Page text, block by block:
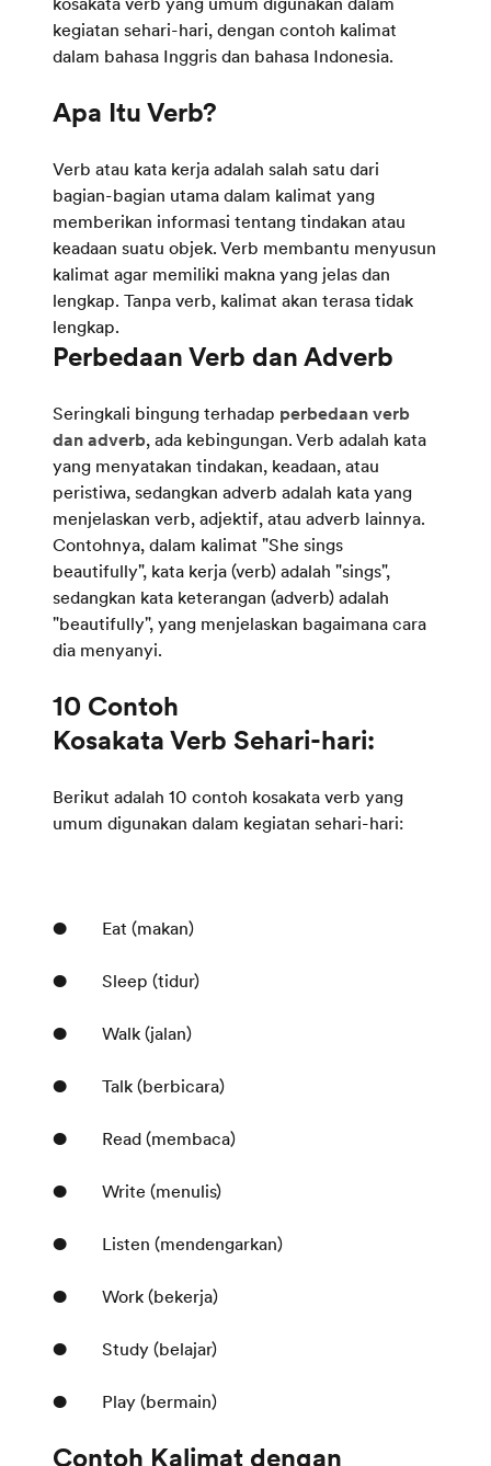
kegiatan sehari-hari, dengan contoh kalimat
dalam bahasa Inggris dan bahasa Indonesia.
Verb atau kata kerja adalah salah satu dari
bagian-bagian utama dalam kalimat yang
memberikan informasi tentang tindakan atau
keadaan suatu objek. Verb membantu menyusun
kalimat agar memiliki makna yang jelas dan
lengkap. Tanpa verb, kalimat akan terasa tidak
lengkap.
Seringkali bingung terhadap perbedaan verb
dan adverb, ada kebingungan. Verb adalah kata
yang menyatakan tindakan, keadaan, atau
peristiwa, sedangkan adverb adalah kata yang
menjelaskan verb, adjektif, atau adverb lainnya.
Contohnya, dalam kalimat "She sings
beautifully", kata kerja (verb) adalah "sings",
sedangkan kata keterangan (adverb) adalah
"beautifully", yang menjelaskan bagaimana cara
dia menyanyi.
10 Contoh
Berikut adalah 10 contoh kosakata verb yang
umum digunakan dalam kegiatan sehari-hari:
● Eat (makan)
● Sleep (tidur)
● Walk (jalan)
● Talk (berbicara)
● Read (membaca)
● Write (menulis)
● Listen (mendengarkan)
● Work (bekerja)
● Study (belajar)
● Play (bermain)
Contoh Kalimat dengan